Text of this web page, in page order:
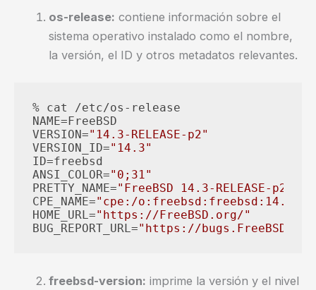
os-release: contiene información sobre el
sistema operativo instalado como el nombre,
la versión, el ID y otros metadatos relevantes.
% cat /etc/os-release
NAME=FreeBSD
VERSION="14.3-RELEASE-p2"
VERSION_ID="14.3"
ID=freebsd
ANSI_COLOR="0;31"
PRETTY_NAME="FreeBSD 14.3-RELEASE-p2"
CPE_NAME="cpe:/o:freebsd:freebsd:14.3"
HOME_URL="https://FreeBSD.org/"
BUG_REPORT_URL="https://
freebsd-version: imprime la versión y el nivel